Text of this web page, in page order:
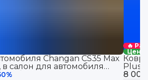
%
Changan CS35 Max
в салон для автомобиля
с бортиками, эва, eva
🔥
Цена
8
Plus